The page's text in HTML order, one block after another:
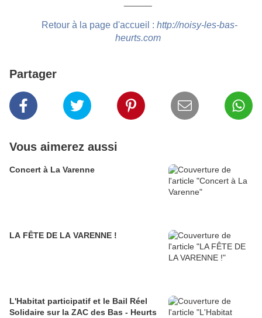
Retour à la page d'accueil : http://noisy-les-bas-
heurts.com
Partager
Vous aimerez aussi
Concert à La Varenne
LA FÊTE DE LA VARENNE !
L'Habitat participatif et le Bail Réel
Solidaire sur la ZAC des Bas - Heurts